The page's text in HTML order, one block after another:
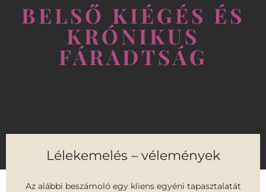
BELSŐ KIÉGÉS ÉS
KRÓNIKUS
FÁRADTSÁG
Lélekemelés – vélemények
Az alábbi beszámoló egy kliens egyéni tapasztalatát